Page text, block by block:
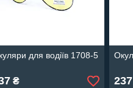
для водіїв 1708-5
₴ 237